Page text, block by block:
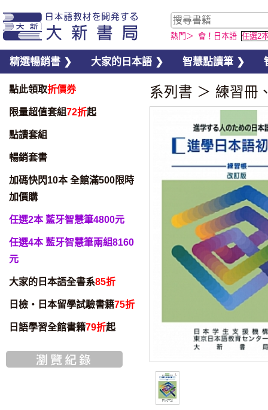
熱門＞ 會！日本語 任選2
精選暢銷書 ❯ 大家的日本語 ❯ 智慧點讀筆 ❯
點此領取折價券
限量超值套組72折起
點讀套組
暢銷套書
加碼快閃10本 全館滿500限時
加價購
任選2本 藍牙智慧筆4800元
任選4本 藍牙智慧筆兩組8160
元
大家的日本語全書系85折
日檢・日本留學試驗書籍75折
日語學習全館書籍79折起
系列書 ＞ 練習冊